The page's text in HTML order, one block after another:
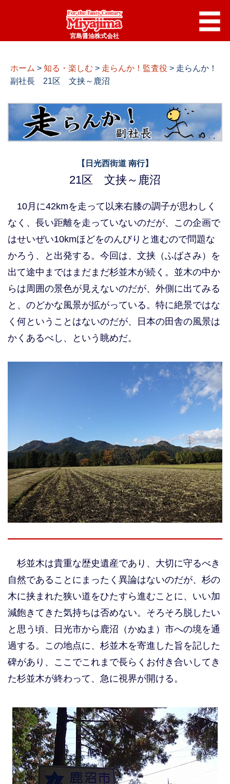
宮島醤油株式会社
ホーム > 知る・楽しむ > 走らんか！監査役 > 走らんか！
副社長 21区 文挟～鹿沼
【日光西街道 南行】
21区 文挟～鹿沼
10月に42kmを走って以来右膝の調子が思わしく
なく、長い距離を走っていないのだが、この企画で
はせいぜい10kmほどをのんびりと進むので問題な
かろう、と出発する。今回は、文挟（ふばさみ）を
出て途中まではまだまだ杉並木が続く。並木の中か
らは周囲の景色が見えないのだが、外側に出てみる
と、のどかな風景が拡がっている。特に絶景ではな
く何ということはないのだが、日本の田舎の風景は
かくあるべし、という眺めだ。
杉並木は貴重な歴史遺産であり、大切に守るべき
自然であることにまったく異論はないのだが、杉の
木に挟まれた狭い道をひたすら進むことに、いい加
減飽きてきた気持ちは否めない。そろそろ脱したい
と思う頃、日光市から鹿沼（かぬま）市への境を通
過する。この地点に、杉並木を寄進した旨を記した
碑があり、ここでこれまで長らくお付き合いしてき
た杉並木が終わって、急に視界が開ける。